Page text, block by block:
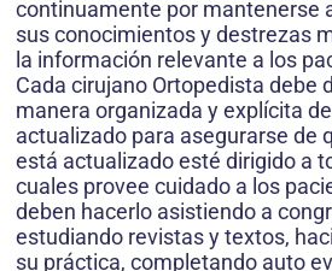
continuamente por mantenerse
sus conocimientos y destrezas
la información relevante a los
Cada cirujano Ortopedista debe
manera organizada y explícita
actualizado para asegurarse de
está actualizado esté dirigido a
cuales provee cuidado a los
deben hacerlo asistiendo a
estudiando revistas y textos,
su práctica, completando auto